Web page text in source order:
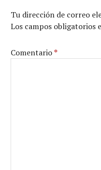
Tu dirección de correo
Los campos obligatorios
Comentario*